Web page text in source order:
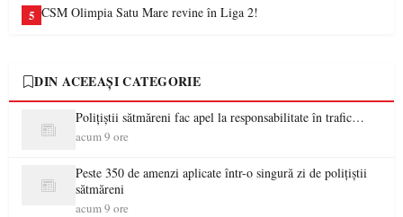
5 CSM Olimpia Satu Mare revine în Liga 2!
DIN ACEEAȘI CATEGORIE
Polițiștii sătmăreni fac apel la responsabilitate în trafic…
acum 9 ore
Peste 350 de amenzi aplicate într-o singură zi de polițiștii
sătmăreni
acum 9 ore